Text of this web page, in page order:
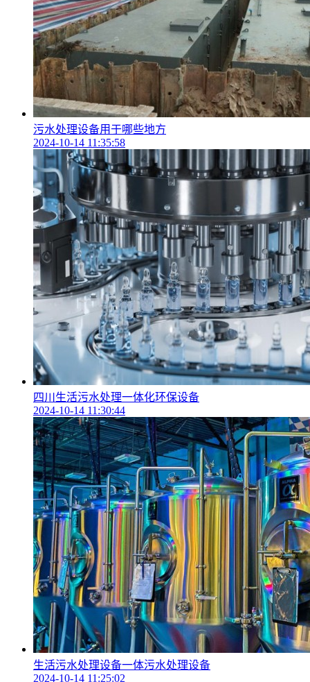
污水处理设备用于哪些地方
2024-10-14 11:35:58
四川生活污水处理一体化环保设备
2024-10-14 11:30:44
生活污水处理设备一体污水处理设备
2024-10-14 11:25:02